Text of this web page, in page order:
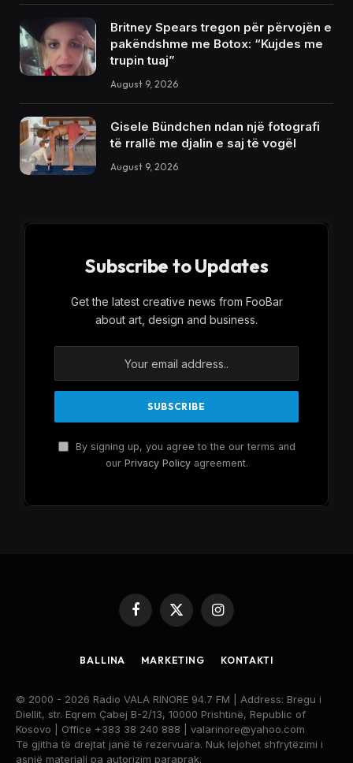
Britney Spears tregon për përvojën e
pakëndshme me Botox: “Kujdes me
trupin tuaj”
August 9, 2026
Gisele Bündchen ndan një fotografi
të rrallë me djalin e saj të vogël
August 9, 2026
Subscribe to Updates
Get the latest creative news from FooBar
about art, design and business.
By signing up, you agree to the our terms and
our Privacy Policyagreement.
Facebook
X
Instagram
BALLINA MARKETING KONTAKTI
© 2000 - 2026 Radio VALA RINORE 94.7 FM | Address: Bregu i
Diellit, str. Eqrem Çabej B-2/13, 10000 Prishtinë, Republic of
Kosovo | Office +383 38 240 888 | valarinore@yahoo.com
Të gjitha të drejtat janë të rezervuara. Nuk lejohet shfrytëzimi i
asnjë materiali pa autorizim paraprak.